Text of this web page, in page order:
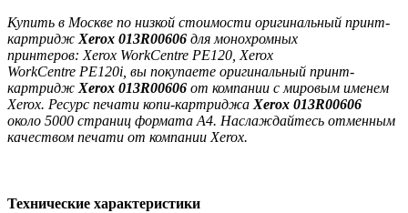
Купить в Москве по низкой стоимости оригинальный принт-
картридж Xerоx 013R00606 для монохромных
принтеров: Xerox WorkCentre PE120, Xerox
WorkCentre PE120i вы покупаете оригинальный принт-
картридж Xerоx 013R00606 от компании с мировым именем
Xerox. Ресурс печати копи-картриджа Xerоx 013R00606
около 5000 страниц формата А4. Наслаждайтесь отменным
качеством печати от компании Xerox.
Технические характеристики